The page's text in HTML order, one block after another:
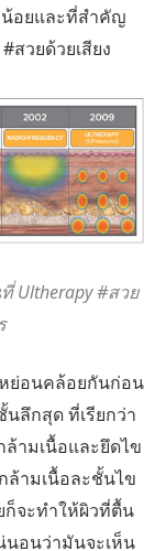
น้อยและที่สำคัญ
สวยด้วยเสียง
Ultherapy #สวย
ย่อนคล้อยกันก่อน
ลึกสุด ที่เรียกว่า
ามเนื้อและยึดไข
ล้ามเนื้อละชั้นไข
จะทำให้ผิวที่ตื้น
อนว่ามันจะเห็น